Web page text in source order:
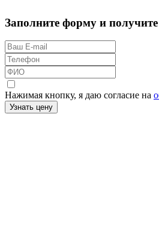
Заполните форму и
Нажимая кнопку, я даю согласие на
Узнать цену